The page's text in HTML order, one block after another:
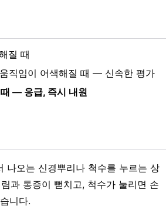
질 때
직임이 어색해질 때 — 신속한 평가
— 응급, 즉시 내원
나오는 신경뿌리나 척수를 누르는 상
과 통증이 뻗치고, 척수가 눌리면 손
니다.